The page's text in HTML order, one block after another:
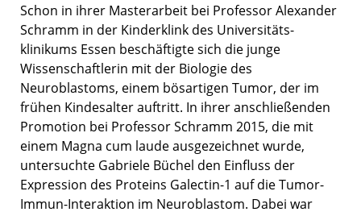
Schon in ihrer Masterarbeit bei Professor Alexander
Schramm in der Kinderklink des Universitäts-
klinikums Essen beschäftigte sich die junge
Wissenschaftlerin mit der Biologie des
Neuroblastoms, einem bösartigen Tumor, der im
frühen Kindesalter auftritt. In ihrer anschließenden
Promotion bei Professor Schramm 2015, die mit
einem Magna cum laude ausgezeichnet wurde,
untersuchte Gabriele Büchel den Einfluss der
Expression des Proteins Galectin-1 auf die Tumor-
Immun-Interaktion im Neuroblastom. Dabei war